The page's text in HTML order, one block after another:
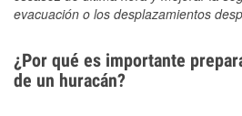
evacuación o los desplazamientos
¿Por qué es importante
de un huracán?